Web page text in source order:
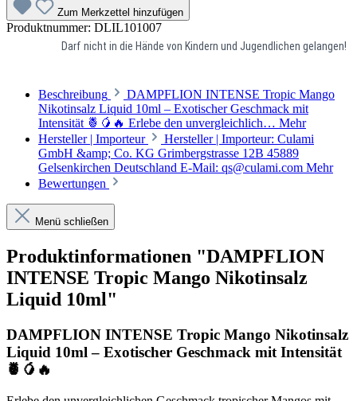
Zum Merkzettel hinzufügen
Produktnummer: DLIL101007
Darf nicht in die Hände von Kindern und Jugendlichen gelangen!
Beschreibung
DAMPFLION INTENSE Tropic Mango
Nikotinsalz Liquid 10ml – Exotischer Geschmack mit
Intensität 🍍🥭🔥 Erlebe den unvergleichlich… Mehr
Hersteller | Importeur
Hersteller | Importeur: Culami
GmbH &amp; Co. KG Grimbergstrasse 12B 45889
Gelsenkirchen Deutschland E-Mail: qs@culami.com Mehr
Bewertungen
Menü schließen
Produktinformationen "DAMPFLION
INTENSE Tropic Mango Nikotinsalz
Liquid 10ml"
DAMPFLION INTENSE Tropic Mango Nikotinsalz
Liquid 10ml – Exotischer Geschmack mit Intensität
🍍🥭🔥